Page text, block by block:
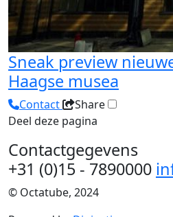
Sneak preview
Haagse musea
Contact
Share
Deel deze pagina
Contactgegevens
+31 (0)15 - 7890000
© Octatube, 2024